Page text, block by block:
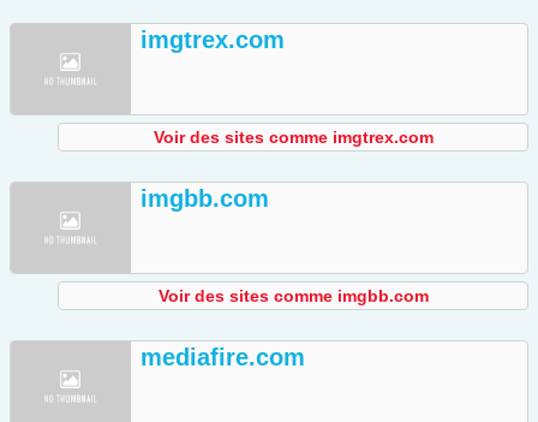
imgtrex.com
Voir des sites comme imgtrex.com
imgbb.com
Voir des sites comme imgbb.com
mediafire.com